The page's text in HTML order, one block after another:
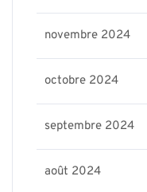
novembre 2024
octobre 2024
septembre 2024
août 2024